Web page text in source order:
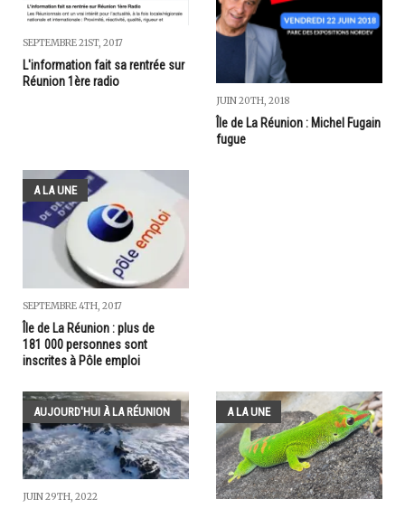
SEPTEMBRE 21ST, 2017
L'information fait sa rentrée sur
Réunion 1ère radio
JUIN 20TH, 2018
Île de La Réunion : Michel Fugain
fugue
A LA UNE
SEPTEMBRE 4TH, 2017
Île de La Réunion : plus de
181 000 personnes sont
inscrites à Pôle emploi
AUJOURD'HUI À LA RÉUNION
JUIN 29TH, 2022
A LA UNE